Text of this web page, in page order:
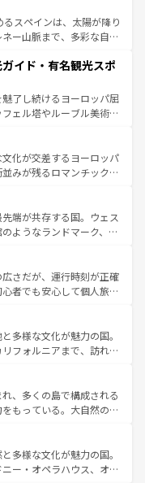
景やアマルフィ海岸の絶
観光の合間には、本場の
ア料理を堪能することも
れない旅をしてみよう！
スペインは、太陽が降り
ー山脈まで、多彩な自然
なフラメンコ、熱気あふ
が生活の一部となってい
雰囲気や、バルセロナの
は古代ローマ遺跡や中世
異なるスペインはその個
る人を魅了する。 なお、新着のスペイン情報は コ
。
イド・有名観光スポ
了し続けるヨーロッパ屈
ェル塔やルーブル美術館
華麗な宮殿、歴史的な大
な自然が、訪れる者を心
美食の国としても知ら
ランス、プロヴァンスの
な楽しみ方が可能だ。さ
溢れており、どの街角に
全く異なる文化を体験で
フランス情報はコンテンツ一覧
化が交差するヨーロッパ
みが残るロマンチック街
も飽きることがない。ベ
州のアルプスの絶景、そ
った風景は必見。ビール
。 なお、新着の
参照してほしい。
端が共存する国。ウェス
ようなランドマーク、歴
た、優雅なアフタヌーン
い英国パブ、サッカー観
験も豊富。イギリスを旅
さだが、運行時刻が正確
者でも安心して個人旅行
スならではのユニークな
でなく町歩きも満喫する
ため物価も高いが、旅行
できる。 なお、新
を参照してほしい。
多様な文化が魅力の国。
フォルニアまで、訪れる
ッピング、エンターテイ
ットだ。一方、アメリカ
ドキャニオンやイエロー
と美食が融合した独特の
各地域で異なる魅力を楽
歴史を感じることができ
、多くの島で構成される
もっている。大自然の神
の観光地といえばオアフ
マウイ島やカウアイ島が
輝く海をはじめ、豊かな
多様な文化が魅力の国。
ー・オペラハウス、オー